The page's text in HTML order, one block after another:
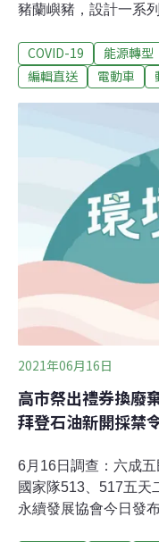
豬蘭嶼豬，設計一系
故仍保有喜掘土、翻
壞性的特性，該場依
落實貯存設施安全針
造成當地居民連年抗
示，核廢料遷出蘭嶼
審定的「蘭嶼貯存場
2029年將核廢料遷出
制。（中央社報導）
COVID-19 能源轉型
編輯直送
電動車
2021年06月16日
高市祭出禮券換廢
拜登石油新開採禁
6月16日調查：六成
國家隊513、517五天
永續發展協會今日發